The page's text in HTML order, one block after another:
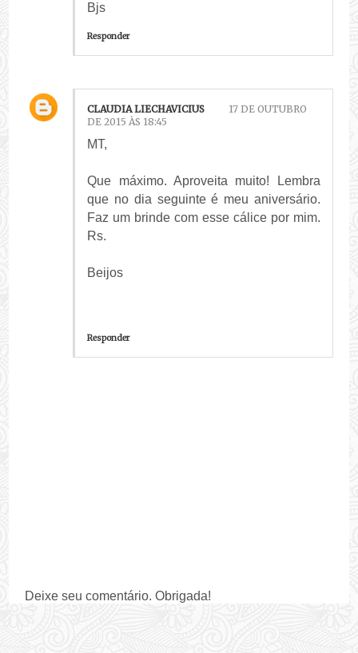
Bjs
Responder
CLAUDIA LIECHAVICIUS
17 DE OUTUBRO
DE 2015 ÀS 18:45
MT,
Que máximo. Aproveita muito! Lembra
que no dia seguinte é meu aniversário.
Faz um brinde com esse cálice por mim.
Rs.
Beijos
Responder
Deixe seu comentário. Obrigada!